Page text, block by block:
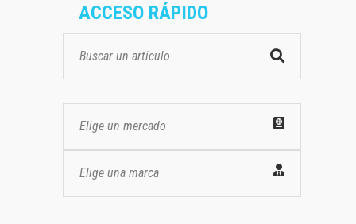
ACCESO RÁPIDO
Elige un mercado
Elige una marca